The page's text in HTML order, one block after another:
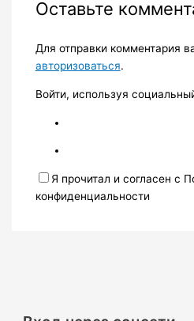
Оставьте
Для отправки комментария
авторизоваться.
Войти, используя
Я прочитал и согласен с
конфиденциальности